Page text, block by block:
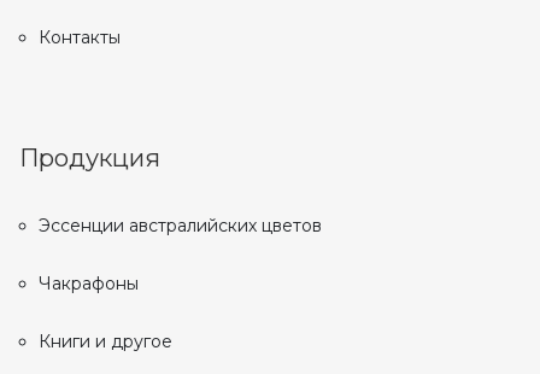
Контакты
Продукция
Эссенции австралийских цветов
Чакрафоны
Книги и другое